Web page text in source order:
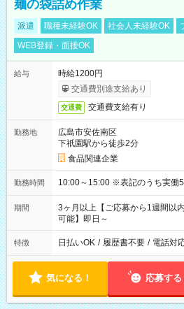
麺の袋詰め作業
派遣 職種未経験OK 社会人未経験OK
WEB登録・面接OK
給与
時給1200円
交通費別途支給あり
交通費 交通費支給有り
勤務地
広島市安佐南区
下祇園駅から徒歩2分
食品関連企業
勤務時間 10:00～15:00 ※表記のうち
期間
3ヶ月以上【ご応募から1週間以
可能】即日～
特徴 日払いOK / 履歴書不要 / 電話対
気になる！ 応募する